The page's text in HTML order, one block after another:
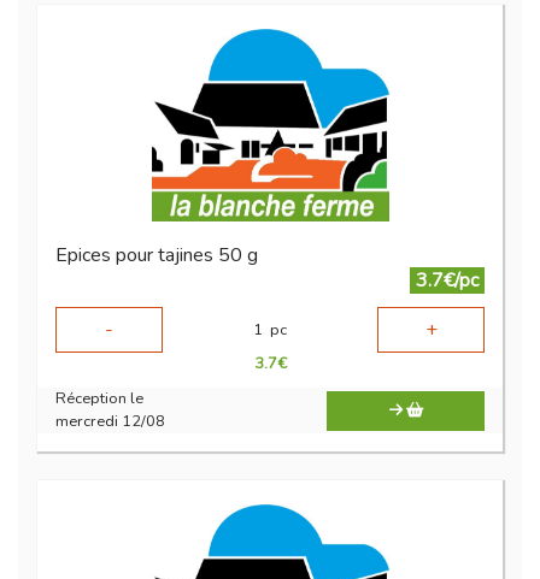
Epices pour tajines 50 g
3.7€/pc
-
1 pc +
3.7€
Réception le
mercredi 12/08